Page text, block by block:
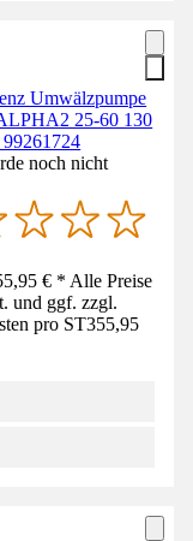
Umwälzpumpe
25-60 130
noch nicht
€ * Alle Preise
und ggf. zzgl.
pro ST355,95